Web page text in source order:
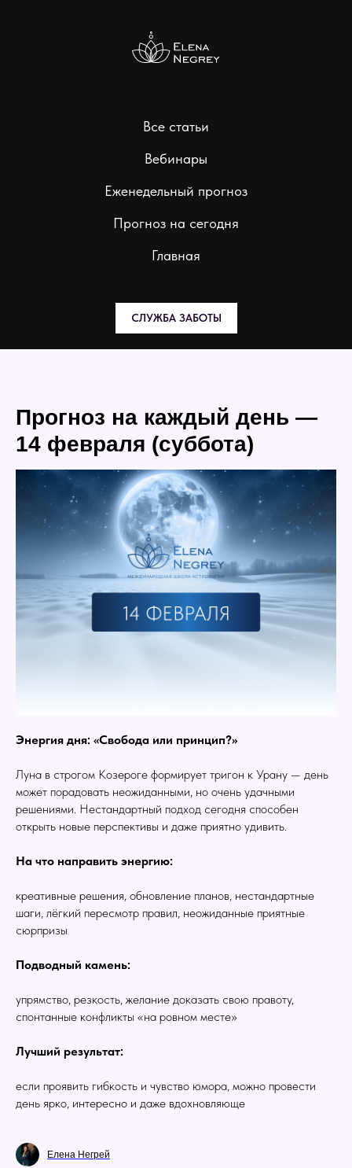
Все статьи
Вебинары
Еженедельный прогноз
Прогноз на сегодня
Главная
СЛУЖБА ЗАБОТЫ
Прогноз на каждый день —
14 февраля (суббота)
Энергия дня: «Свобода или принцип?»
Луна в строгом Козероге формирует тригон к Урану — день
может порадовать неожиданными, но очень удачными
решениями. Нестандартный подход сегодня способен
открыть новые перспективы и даже приятно удивить.
На что направить энергию:
креативные решения, обновление планов, нестандартные
шаги, лёгкий пересмотр правил, неожиданные приятные
сюрпризы
Подводный камень:
упрямство, резкость, желание доказать свою правоту,
спонтанные конфликты «на ровном месте»
Лучший результат:
если проявить гибкость и чувство юмора, можно провести
день ярко, интересно и даже вдохновляюще
Елена Негрей